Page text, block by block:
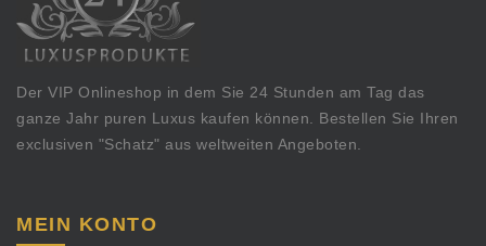
Der VIP Onlineshop in dem Sie 24 Stunden am Tag das
ganze Jahr puren Luxus kaufen können. Bestellen Sie Ihren
exclusiven "Schatz" aus weltweiten Angeboten.
MEIN KONTO